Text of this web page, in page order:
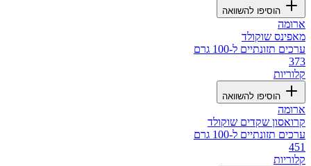
הוסיפו להשוואה
ארומה
מאפינס שוקולד
ערכים תזונתיים ל-100 גרם
373
קלוריות
הוסיפו להשוואה
ארומה
קרואסון שקדים שוקולד
ערכים תזונתיים ל-100 גרם
451
קלוריות